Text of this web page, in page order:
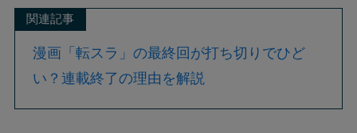
関連記事
漫画「転スラ」の最終回が打ち切りでひど
い？連載終了の理由を解説